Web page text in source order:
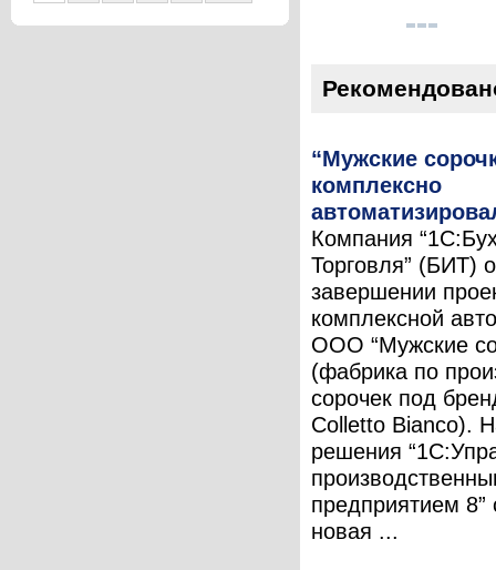
“Мужские
комплексно
Компания
Торговля” (БИТ)
завершении
комплексной
ООО “Мужские
(фабрика по
сорочек под
Colletto Bianco).
решения
предприятием 8”
новая ...